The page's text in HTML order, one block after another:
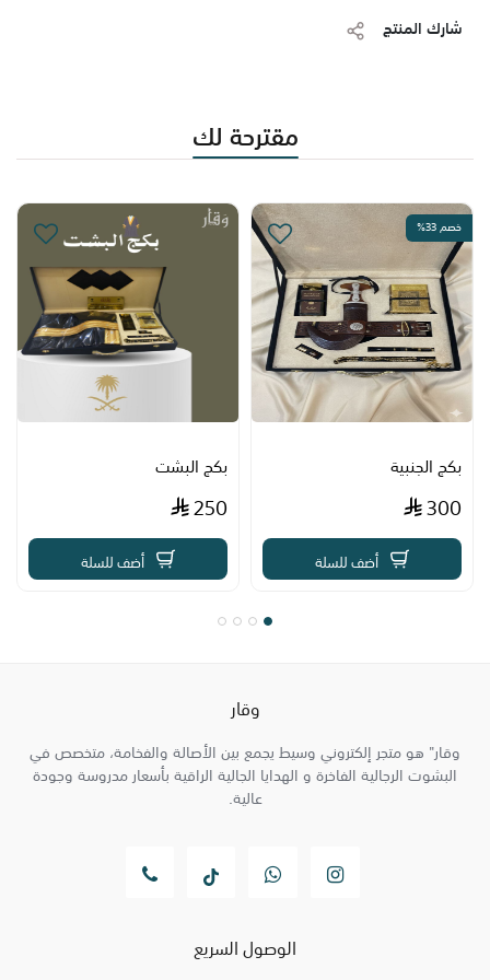
شارك المنتج
مقترحة لك
خصم 33%
بكج الجنبية
300
أضف للسلة
بكج البشت
250
أضف للسلة
وقار
وقار" هو متجر إلكتروني وسيط يجمع بين الأصالة والفخامة، متخصص في
البشوت الرجالية الفاخرة و الهدايا الجالية الراقية بأسعار مدروسة وجودة
عالية.
الوصول السريع